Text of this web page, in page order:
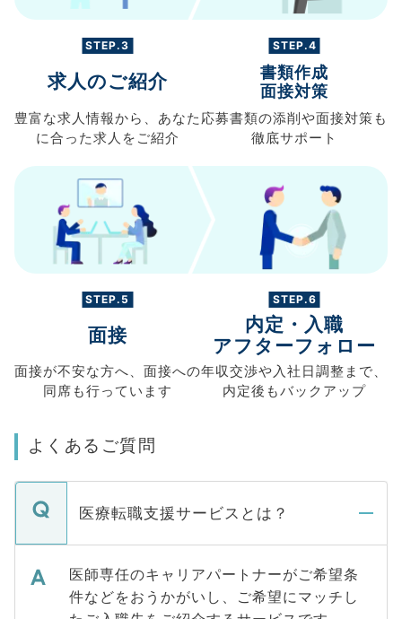
STEP.3
求人のご紹介
豊富な求人情報から、 あなた
に合った求人を ご紹介
STEP.4
書類作成
面接対策
応募書類の添削や面接対策も
徹底サポート
STEP.5
面接
面接が不安な方へ、 面接への
同席も行っています
STEP.6
内定・入職
アフターフォロー
年収交渉や入社日調整まで、
内定後もバックアップ
よくあるご質問
医療転職支援サービスとは？
医師専任のキャリアパートナーがご希望条
件などをおうかがいし、ご希望にマッチし